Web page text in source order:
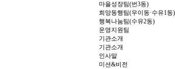
마을성장팀(번3동)
희망동행팀(우이동·수유1동)
행복나눔팀(수유2동)
운영지원팀
기관소개
기관소개
인사말
미션&비전